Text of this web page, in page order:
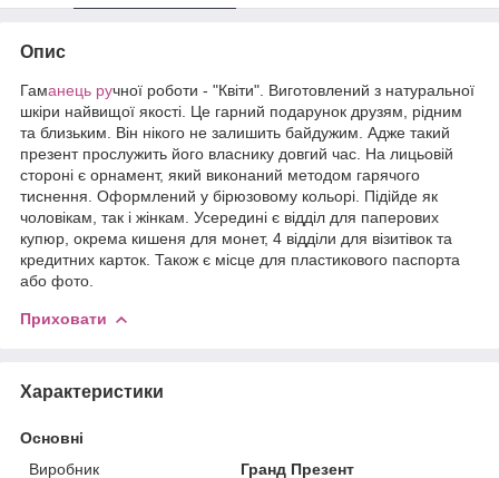
Опис
Гаманець ручної роботи - "Квіти". Виготовлений з натуральної
шкіри найвищої якості. Це гарний подарунок друзям, рідним
та близьким. Він нікого не залишить байдужим. Адже такий
презент прослужить його власнику довгий час. На лицьовій
стороні є орнамент, який виконаний методом гарячого
тиснення. Оформлений у бірюзовому кольорі. Підійде як
чоловікам, так і жінкам. Усередині є відділ для паперових
купюр, окрема кишеня для монет, 4 відділи для візитівок та
кредитних карток. Також є місце для пластикового паспорта
або фото.
Приховати
Характеристики
Основні
Виробник
Гранд Презент